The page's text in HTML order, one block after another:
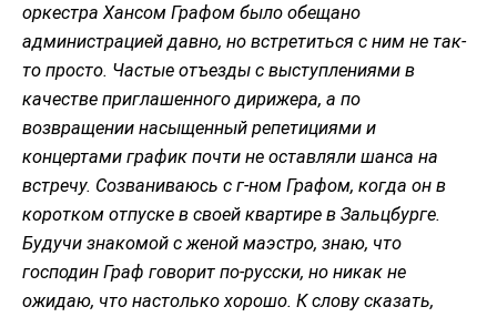
оркестра Хансом Графом было обещано
администрацией давно, но встретиться с ним не так-
то просто. Частые отъезды с выступлениями в
качестве приглашенного дирижера, а по
возвращении насыщенный репетициями и
концертами график почти не оставляли шанса на
встречу. Созваниваюсь с г-ном Графом, когда он в
коротком отпуске в своей квартире в Зальцбурге.
Будучи знакомой с женой маэстро, знаю, что
господин Граф говорит по-русски, но никак не
ожидаю, что настолько хорошо. К слову сказать,